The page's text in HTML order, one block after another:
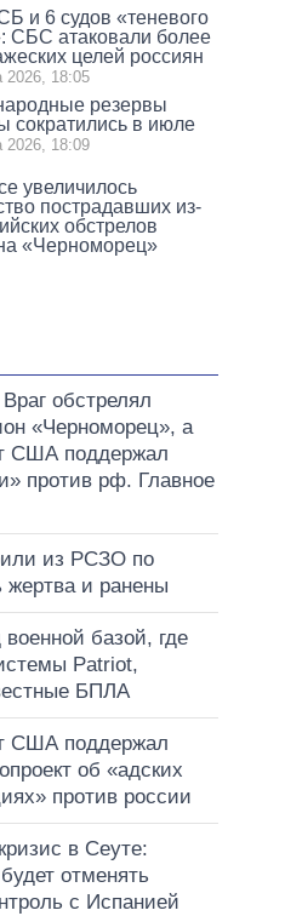
и 6 судов «теневого
СБС атаковали более
целей россиян
2026, 18:05
резервы
сократились в июле
2026, 18:09
увеличилось
пострадавших из-
обстрелов
«Черноморец»
Враг обстрелял
«Черноморец», а
США поддержал
против рф. Главное
из РСЗО по
жертва и ранены
базой, где
Patriot,
БПЛА
США поддержал
об «адских
против россии
в Сеуте:
отменять
с Испанией